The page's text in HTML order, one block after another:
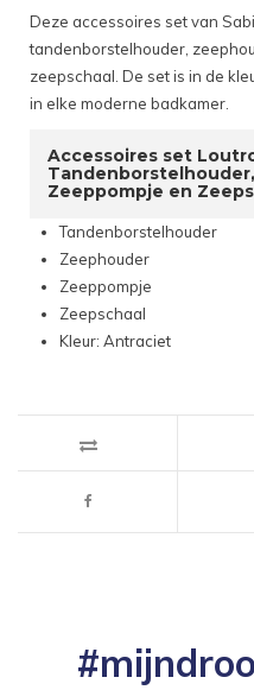
Deze accessoires set van
tandenborstelhouder,
zeepschaal. De set is in de
in elke moderne badkamer.
Accessoires set
Zeeppompje en
Tandenborstelhouder
Zeephouder
Zeeppompje
Zeepschaal
Kleur: Antraciet